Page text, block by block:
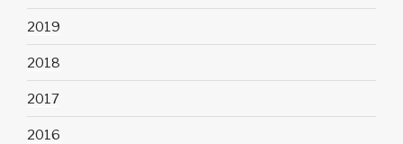
2019
2018
2017
2016